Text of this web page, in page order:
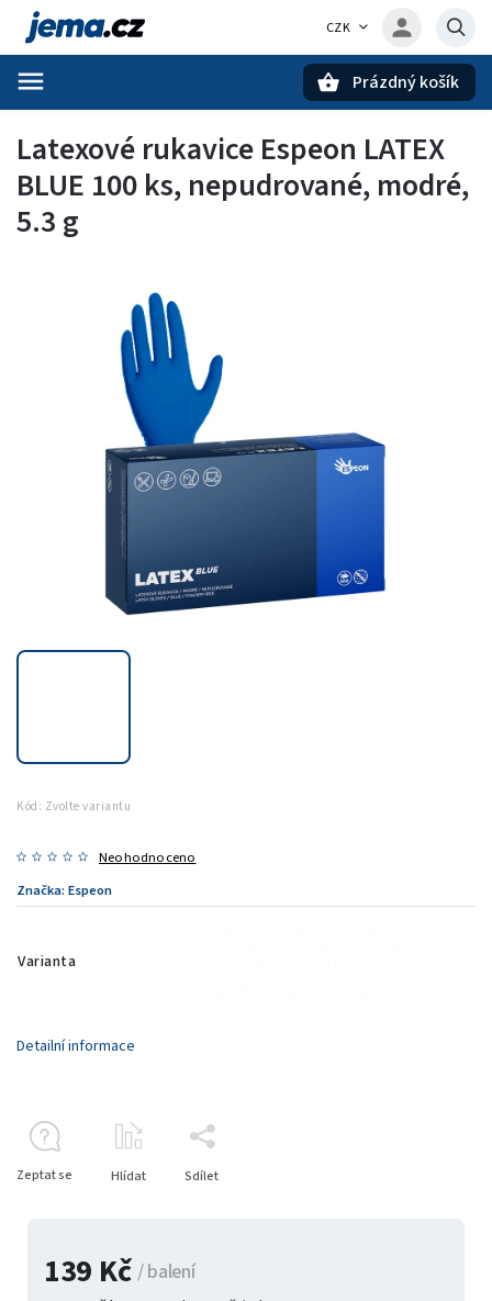
CZK
Prázdný košík
Latexové rukavice Espeon LATEX
BLUE 100 ks, nepudrované, modré,
5.3 g
Kód: Zvolte variantu
Neohodnoceno
Značka: Espeon
Varianta
139 Kč / balení
Detailní informace
Zeptat se Hlídat Sdílet